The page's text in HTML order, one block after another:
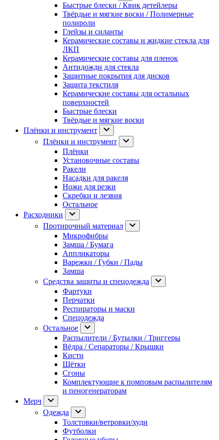
Быстрые блески / Квик детейлеры
Твёрдые и мягкие воски / Полимерные
полироли
Глейзы и силанты
Керамические составы и жидкие стекла для
ЛКП
Керамические составы для пленок
Антидожди для стекла
Защитные покрытия для дисков
Защита текстиля
Керамические составы для остальных
поверхностей
Быстрые блески
Твёрдые и мягкие воски
Плёнки и инструмент
Плёнки и инструмент
Плёнки
Установочные составы
Ракели
Насадки для ракеля
Ножи для резки
Скребки и лезвия
Остальное
Расходники
Протирочный материал
Микрофибры
Замша / Бумага
Аппликаторы
Варежки / Губки / Пады
Замша
Средства защиты и спецодежда
Фартуки
Перчатки
Респираторы и маски
Спецодежда
Остальное
Распылители / Бутылки / Триггеры
Вёдра / Сепараторы / Крышки
Кисти
Щётки
Сгоны
Комплектующие к помповым распылителям
и пеногенераторам
Мерч
Одежда
Толстовки/ветровки/худи
Футболки